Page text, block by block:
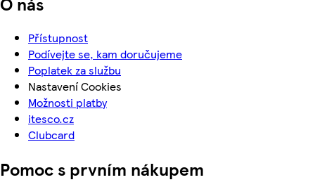
Přístupnost
Podívejte se, kam doručujeme
Poplatek za službu
Nastavení Cookies
Možnosti platby
itesco.cz
Clubcard
Pomoc s prvním nákupem